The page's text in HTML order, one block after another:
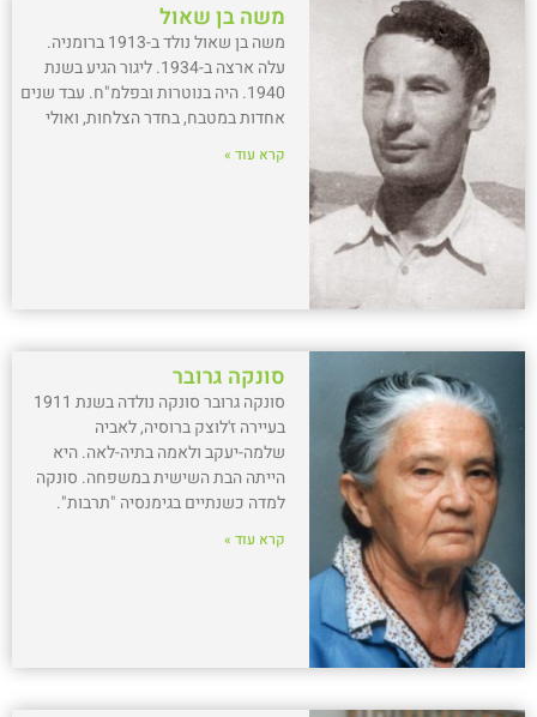
משה בן שאול
משה בן שאול נולד ב-1913 ברומניה.
עלה ארצה ב-1934. ליגור הגיע בשנת
1940. היה בנוטרות ובפלמ"ח. עבד שנים
אחדות במטבח, בחדר הצלחות, ואולי
קרא עוד »
סונקה גרובר
סונקה גרובר סונקה נולדה בשנת 1911
בעיירה ז'לוצק ברוסיה, לאביה
שלמה-יעקב ולאמה בתיה-לאה. היא
הייתה הבת השישית במשפחה. סונקה
למדה כשנתיים בגימנסיה "תרבות".
קרא עוד »